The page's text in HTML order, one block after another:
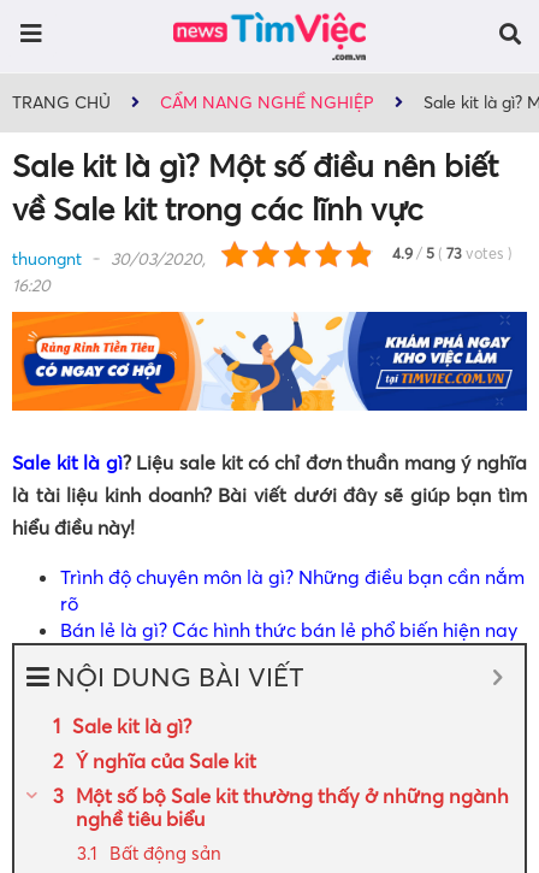
TRANG CHỦ CẨM NANG NGHỀ NGHIỆP Sale kit là gì?
Sale kit là gì? Một số điều nên biết
về Sale kit trong các lĩnh vực
4.9 / 5 ( 73 votes )
thuongnt
30/03/2020,
16:20
Sale kit là gì? Liệu sale kit có chỉ đơn thuần mang ý nghĩa
là tài liệu kinh doanh? Bài viết dưới đây sẽ giúp bạn tìm
hiểu điều này!
Trình độ chuyên môn là gì? Những điều bạn cần nắm
rõ
Bán lẻ là gì? Các hình thức bán lẻ phổ biến hiện nay
NỘI DUNG BÀI VIẾT
Sale kit là gì?
Ý nghĩa của Sale kit
Một số bộ Sale kit thường thấy ở những ngành
nghề tiêu biểu
Bất động sản